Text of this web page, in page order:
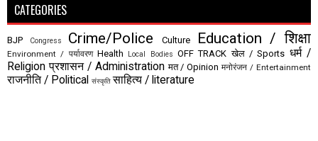
CATEGORIES
BJP Congress Crime/Police Culture Education / शिक्षा
Environment / पर्यावरण Health Local Bodies OFF TRACK खेल / Sports धर्म /
Religion प्रशासन / Administration मत / Opinion मनोरंजन / Entertainment
राजनीति / Political संस्कृति साहित्य / literature